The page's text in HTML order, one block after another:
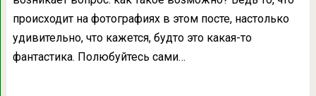
происходит на фотографиях в этом посте, настолько
удивительно, что кажется, будто это какая-то
фантастика. Полюбуйтесь сами…